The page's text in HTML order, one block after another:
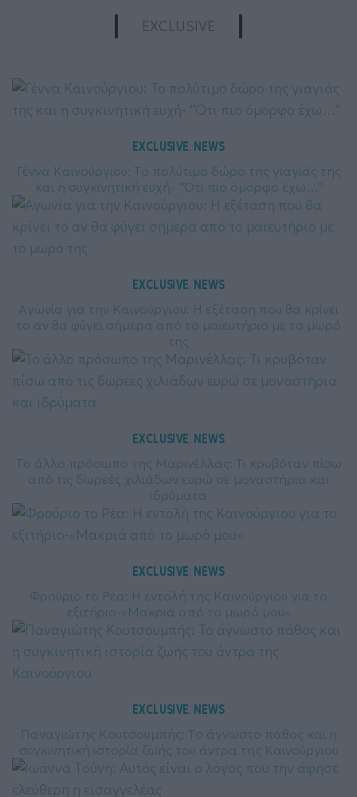
EXCLUSIVE
EXCLUSIVE, NEWS
Γέννα Καινούργιου: To πολύτιμο δώρο της γιαγιάς της
και η συγκινητική ευχή- “Ότι πιο όμορφο έχω…”
EXCLUSIVE, NEWS
Αγωνία για την Καινούργιου: Η εξέταση που θα κρίνει
το αν θα φύγει σήμερα από το μαιευτήριο με το μωρό
της
EXCLUSIVE, NEWS
Το άλλο πρόσωπο της Μαρινέλλας: Τι κρυβόταν πίσω
από τις δωρεές χιλιάδων ευρώ σε μοναστήρια και
ιδρύματα
EXCLUSIVE, NEWS
Φρούριο το Ρέα: Η εντολή της Καινούργιου για το
εξιτήριο-«Μακριά από το μωρό μου»
EXCLUSIVE, NEWS
Παναγιώτης Κουτσουμπής: Το άγνωστο πάθος και η
συγκινητική ιστορία ζωής του άντρα της Καινούργιου